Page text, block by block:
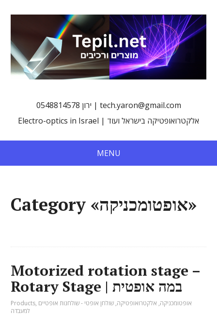
0548814578 ירון | tech.yaron@gmail.com
Electro-optics in Israel | אלקטרואופטיקה בישראל ועוד
MENU
Category «אופטומכניקה»
Motorized rotation stage –
Rotary Stage | במה אופטית
Products, אופטומכניקה, אלקטרואופטיקה, שולחן אופטי - שולחנות אופטיים
למעבדה